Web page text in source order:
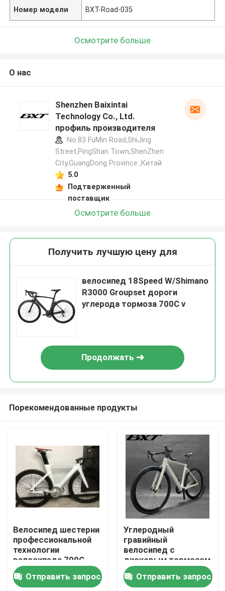
Продукты
О нас
Номер модели BXT-Road-035
Осмотрите больше
О нас
Shenzhen Baixintai
Technology Co., Ltd.
профиль производителя
No.83 FuMin Road,ShiJing
Street,PingShan Town,ShenZhen
City,GuangDong Province ,Китай
5.0
Подтверженный
поставщик
Осмотрите больше
Получить лучшую цену для
велосипед 18Speed W/Shimano
R3000 Groupset дороги
углерода тормоза 700C v
Продолжать
Порекомендованные продукты
Велосипед шестерни
профессиональной
технологии
велосипеда 700C
EPS следа волокна
углерода
Отправить запрос
Углеродный
гравийный
велосипед с
дисковым тормозом
Полностью скрытый
кабельный
Отправить запрос